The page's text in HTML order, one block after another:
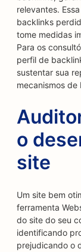
relevantes.
backlinks
tome medidas
Para os
perfil de
sustentar sua
mecanismos
o
site
Um site bem
ferramenta
do site do seu
identificando
prejudicando o